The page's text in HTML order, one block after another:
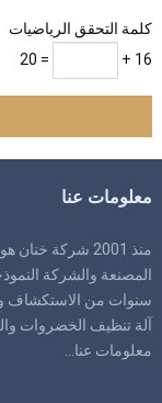
كلمة التحقق الرياضيات
16 +
= 20
معلومات عنا
منذ 2001 شركة
سنوات من الاستكشاف
آلة تنظيف الخضروات
معلومات عنا